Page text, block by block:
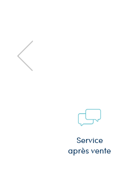
Service
après vente